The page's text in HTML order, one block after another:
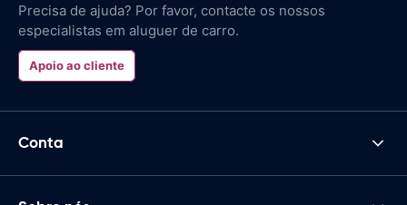
Precisa de ajuda? Por favor, contacte os nossos
especialistas em aluguer de carro.
Apoio ao cliente
Conta